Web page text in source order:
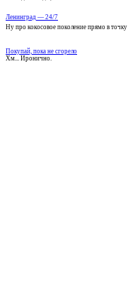
Ленинград — 24/7
Ну про кокосовое поколение прямо в точку
Покупай, пока не сгорело
Хм... Иронично.